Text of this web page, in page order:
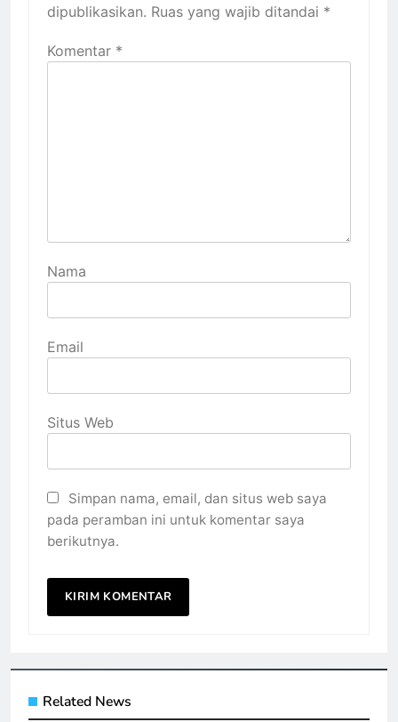
dipublikasikan. Ruas yang wajib ditandai *
Komentar *
Nama
Email
Situs Web
Simpan nama, email, dan situs web saya
pada peramban ini untuk komentar saya
berikutnya.
Related News